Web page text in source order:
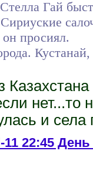
Гай
просиял.
нет...то
и села
22:45